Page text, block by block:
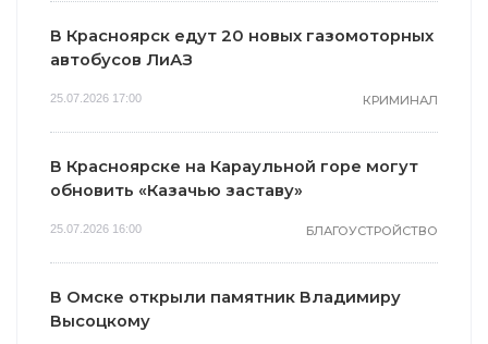
В Красноярск едут 20 новых газомоторных
автобусов ЛиАЗ
25.07.2026 17:00 КРИМИНАЛ
В Красноярске на Караульной горе могут
обновить «Казачью заставу»
25.07.2026 16:00 БЛАГОУСТРОЙСТВО
В Омске открыли памятник Владимиру
Высоцкому